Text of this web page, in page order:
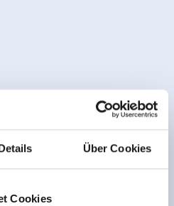
Über Cookies
Cookies